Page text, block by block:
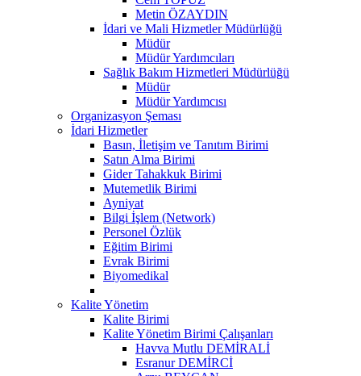
Metin ÖZAYDIN
İdari ve Mali Hizmetler Müdürlüğü
Müdür
Müdür Yardımcıları
Sağlık Bakım Hizmetleri Müdürlüğü
Müdür
Müdür Yardımcısı
Organizasyon Şeması
İdari Hizmetler
Basın, İletişim ve Tanıtım Birimi
Satın Alma Birimi
Gider Tahakkuk Birimi
Mutemetlik Birimi
Ayniyat
Bilgi İşlem (Network)
Personel Özlük
Eğitim Birimi
Evrak Birimi
Biyomedikal
Kalite Yönetim
Kalite Birimi
Kalite Yönetim Birimi Çalışanları
Havva Mutlu DEMİRALİ
Esranur DEMİRCİ